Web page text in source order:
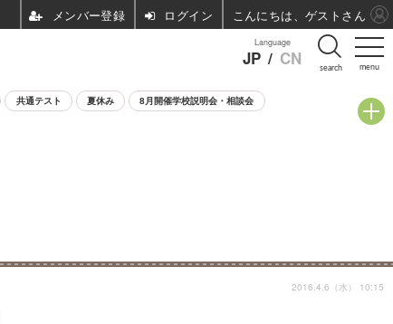
menu
Language
JP / CN search
共通テスト 夏休み 8月開催学校説明会・相談会
2016.4.6（水） 10:15
ログイン こんにちは、ゲストさん